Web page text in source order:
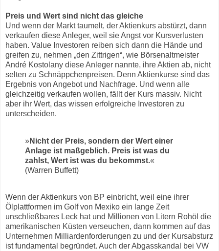
Preis und Wert sind nicht das gleiche
Und wenn der Markt taumelt, der Aktienkurs abstürzt, dann
verkaufen diese Anleger, weil sie Angst vor Kursverlusten
haben. Value Investoren reiben sich dann die Hände und
greifen zu, nehmen „den Zittrigen“, wie Börsenaltmeister
André Kostolany diese Anleger nannte, ihre Aktien ab, nicht
selten zu Schnäppchenpreisen. Denn Aktienkurse sind das
Ergebnis von Angebot und Nachfrage. Und wenn alle
gleichzeitig verkaufen wollen, fällt der Kurs massiv. Nicht
aber ihr Wert, das wissen erfolgreiche Investoren zu
unterscheiden.
»Nicht der Preis, sondern der Wert einer
Anlage ist maßgeblich. Preis ist was du
zahlst, Wert ist was du bekommst.«
(Warren Buffett)
Wenn der Aktienkurs von BP einbricht, weil eine ihrer
Ölplattformen im Golf von Mexiko ein lange Zeit
unschließbares Leck hat und Millionen von Litern Rohöl die
amerikanischen Küsten verseuchen, dann kommen auf das
Unternehmen Milliardenforderungen zu und der Kursabsturz
ist fundamental begründet. Auch der Abgasskandal bei VW